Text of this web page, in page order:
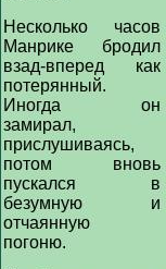
Несколько часов
Манрике бродил
взад-вперед как
потерянный.
Иногда он
замирал,
прислушиваясь,
потом вновь
пускался в
безумную и
отчаянную
погоню.